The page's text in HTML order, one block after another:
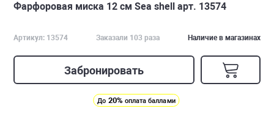
Фарфоровая миска 12 см Sea shell арт. 13574
Артикул: 13574 Заказали 103 раза Наличие в магазинах
Забронировать
До 20% оплата баллами